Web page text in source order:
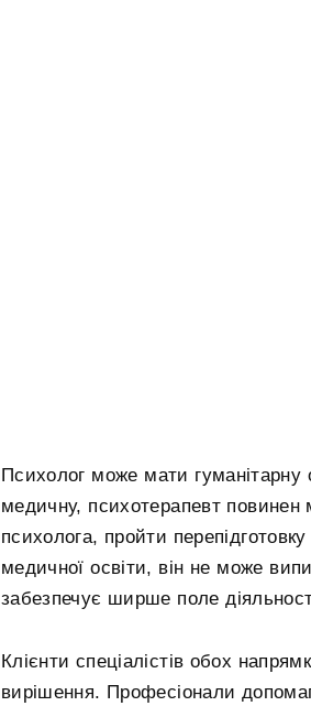
Психолог може мати гуманітарну
медичну, психотерапевт
психолога, пройти
медичної освіти, він не може
забезпечує ширше поле
Клієнти спеціалістів обох
вирішення. Професіонали